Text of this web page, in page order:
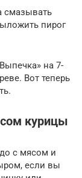
смазывать
пирог
на 7-
Вот теперь
курицы
с мясом и
если вы